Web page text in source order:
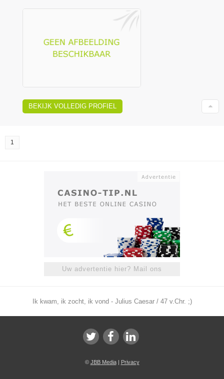
BEKIJK VOLLEDIG PROFIEL
1
Uw advertentie hier? Mail ons
Ik kwam, ik zocht, ik vond - Julius Caesar / 47 v.Chr. ;)
© JBB Media| Privacy